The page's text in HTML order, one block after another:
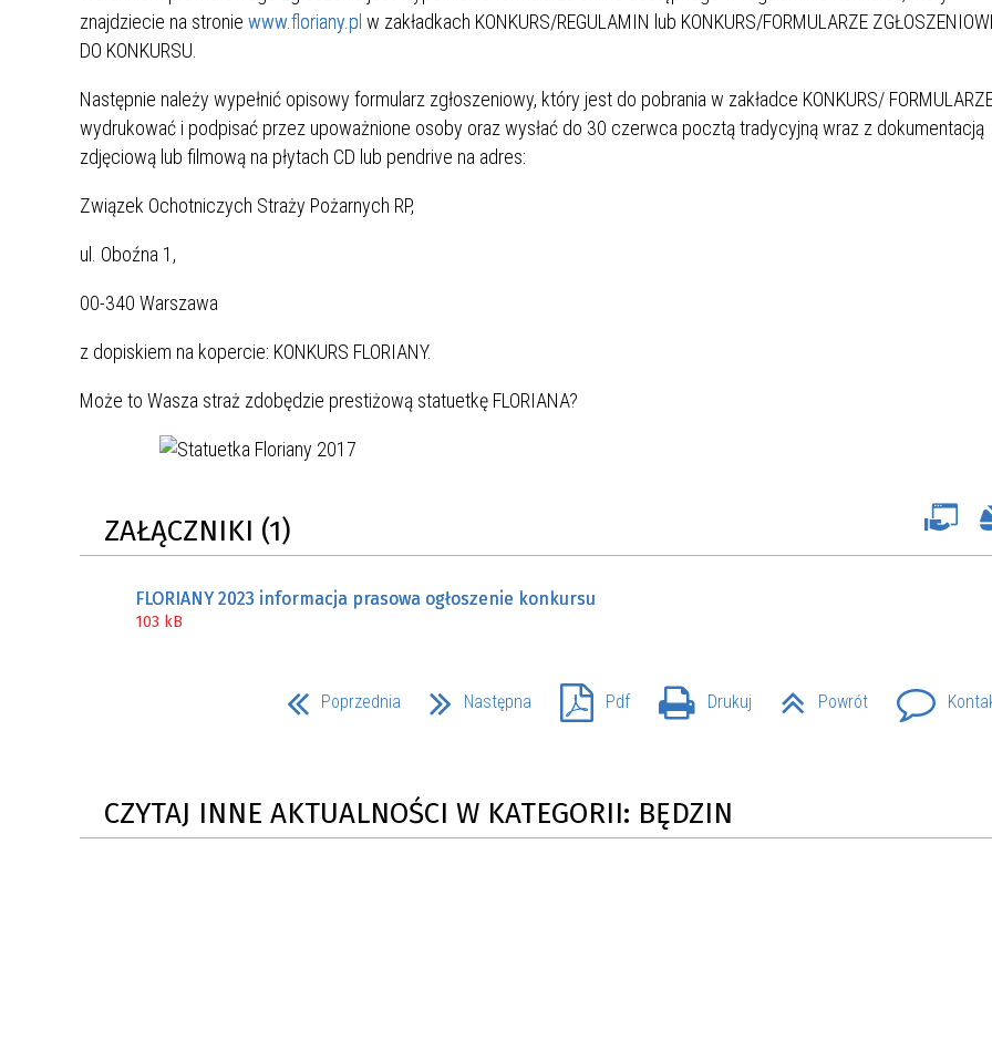
ZAKRESU RYNKU FINANSOWEGO
PRZEPROWADZENIA OCENY
RYZYKA WEWNĘTRZNEGO
SYSTEMU WODOCIĄGOWEGO
znajdziecie na stronie www.floriany.pl w zakładkach KONKURS/REGULAMIN lub KONKURS/FORMULARZE
DO KONKURSU.
Następnie należy wypełnić opisowy formularz zgłoszeniowy, który jest do pobrania w zakładce KONKURS/
wydrukować i podpisać przez upoważnione osoby oraz wysłać do 30 czerwca pocztą tradycyjną wraz z dokumentacją
zdjęciową lub filmową na płytach CD lub pendrive na adres:
Związek Ochotniczych Straży Pożarnych RP,
ul. Oboźna 1,
00-340 Warszawa
z dopiskiem na kopercie: KONKURS FLORIANY.
Może to Wasza straż zdobędzie prestiżową statuetkę FLORIANA?
ZAŁĄCZNIKI (1)
FLORIANY 2023 informacja prasowa ogłoszenie konkursu
103 kB
Poprzednia Następna Pdf Drukuj Powrót
CZYTAJ INNE AKTUALNOŚCI W KATEGORII: BĘDZIN